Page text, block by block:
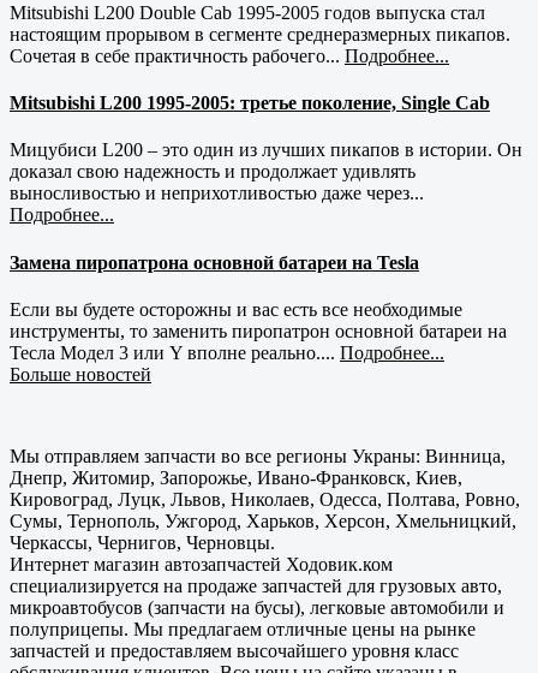
Mitsubishi L200 Double Cab 1995-2005 годов выпуска стал
настоящим прорывом в сегменте среднеразмерных пикапов.
Сочетая в себе практичность рабочего... Подробнее...
Mitsubishi L200 1995-2005: третье поколение, Single Cab
Мицубиси L200 – это один из лучших пикапов в истории. Он
доказал свою надежность и продолжает удивлять
выносливостью и неприхотливостью даже через...
Подробнее...
Замена пиропатрона основной батареи на Tesla
Если вы будете осторожны и вас есть все необходимые
инструменты, то заменить пиропатрон основной батареи на
Тесла Модел 3 или Y вполне реально.... Подробнее...
Больше новостей
Мы отправляем запчасти во все регионы Украны: Винница,
Днепр, Житомир, Запорожье, Ивано-Франковск, Киев,
Кировоград, Луцк, Львов, Николаев, Одесса, Полтава, Ровно,
Сумы, Тернополь, Ужгород, Харьков, Херсон, Хмельницкий,
Черкассы, Чернигов, Черновцы.
Интернет магазин автозапчастей Ходовик.ком
специализируется на продаже запчастей для грузовых авто,
микроавтобусов (запчасти на бусы), легковые автомобили и
полуприцепы. Мы предлагаем отличные цены на рынке
запчастей и предоставляем высочайшего уровня класс